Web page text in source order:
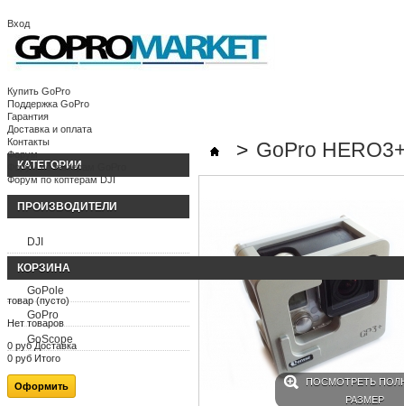
Вход
Корзина:
(пусто)
Ваша учетная запись
Купить GoPro
Поддержка GoPro
Гарантия
Доставка и оплата
Контакты
Форум
Форум по камерам GoPro
Форум по коптерам DJI
КОРЗИНА
товар (пусто)
Нет товаров
0 руб Доставка
0 руб Итого
Оформить
КАТЕГОРИИ
ПРОИЗВОДИТЕЛИ
DJI
FeiyuTech
GoPole
GoPro
GoScope
> GoPro
ПОСМОТРЕТЬ
РАЗМЕР